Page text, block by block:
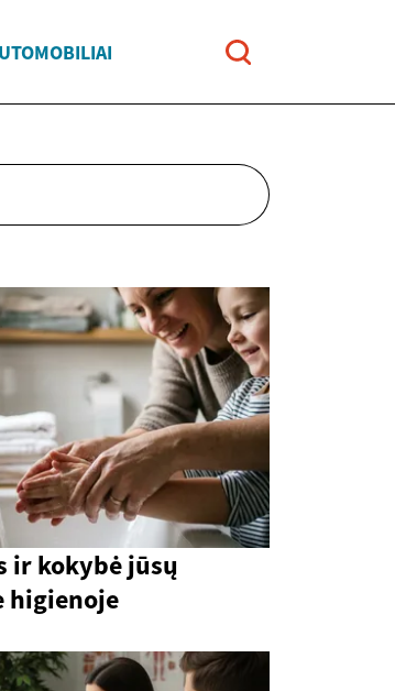
ir kokybė jūsų
higienoje